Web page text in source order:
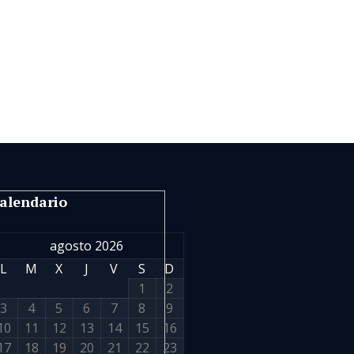
agosto 2026
L
M X J V S
D
1
2
3
4 5 6 7 8
9
11 12 13 14 15
16
18 19 20 21 22 23